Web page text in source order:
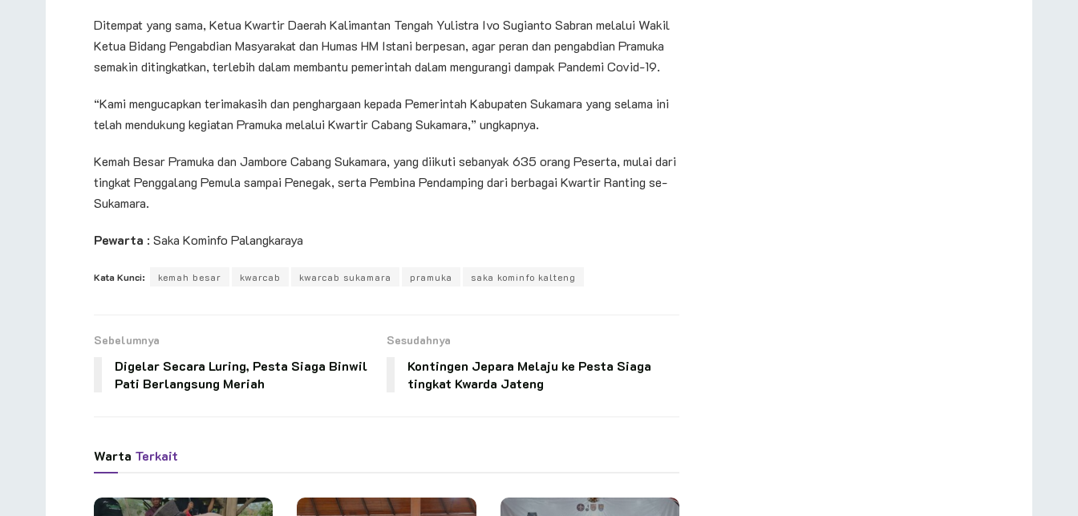
Ditempat yang sama, Ketua Kwartir Daerah Kalimantan Tengah Yulistra Ivo Sugianto Sabran melalui Wakil
Ketua Bidang Pengabdian Masyarakat dan Humas HM Istani berpesan, agar peran dan pengabdian Pramuka
semakin ditingkatkan, terlebih dalam membantu pemerintah dalam mengurangi dampak Pandemi Covid-19.
“Kami mengucapkan terimakasih dan penghargaan kepada Pemerintah Kabupaten Sukamara yang selama ini
telah mendukung kegiatan Pramuka melalui Kwartir Cabang Sukamara,” ungkapnya.
Kemah Besar Pramuka dan Jambore Cabang Sukamara, yang diikuti sebanyak 635 orang Peserta, mulai dari
tingkat Penggalang Pemula sampai Penegak, serta Pembina Pendamping dari berbagai Kwartir Ranting se-
Sukamara.
Pewarta : Saka Kominfo Palangkaraya
Kata Kunci: kemah besar kwarcab kwarcab sukamara pramuka saka kominfo kalteng
Sebelumnya
Digelar Secara Luring, Pesta Siaga Binwil
Pati Berlangsung Meriah
Sesudahnya
Kontingen Jepara Melaju ke Pesta Siaga
tingkat Kwarda Jateng
Warta Terkait